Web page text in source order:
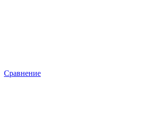
Сравнение